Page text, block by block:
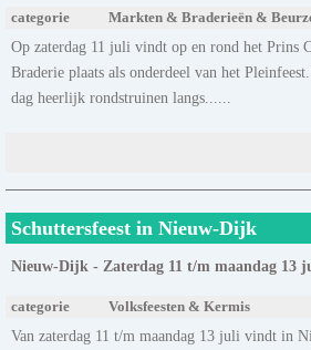
categorie Markten & Braderieën &
Op zaterdag 11 juli vindt op en rond het Prins
Braderie plaats als onderdeel van het
dag heerlijk rondstruinen langs......
Schuttersfeest in Nieuw-Dijk
Nieuw-Dijk - Zaterdag 11 t/m maandag 13
categorie Volksfeesten & Kermis
Van zaterdag 11 t/m maandag 13 juli vindt in